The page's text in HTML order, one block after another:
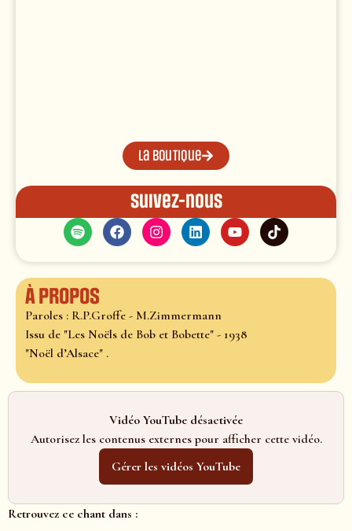
La boutique
Suivez-nous
À propos
Paroles : R.P.Groffe - M.Zimmermann
Issu de "Les Noëls de Bob et Bobette" - 1938
"Noël d’Alsace" .
Vidéo YouTube désactivée
Autorisez les contenus externes pour afficher cette vidéo.
Gérer les vidéos YouTube
Retrouvez ce chant dans :